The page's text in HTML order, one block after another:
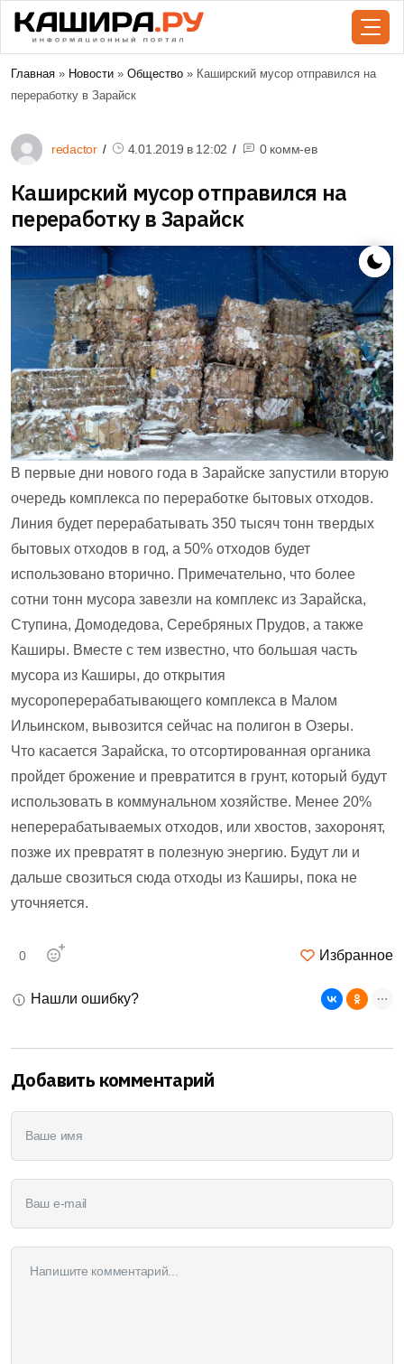
Главная » Новости » Общество » Каширский мусор отправился на
переработку в Зарайск
redactor 4.01.2019 в 12:02 0 комм-ев
Каширский мусор отправился на
переработку в Зарайск
В первые дни нового года в Зарайске запустили вторую
очередь комплекса по переработке бытовых отходов.
Линия будет перерабатывать 350 тысяч тонн твердых
бытовых отходов в год, а 50% отходов будет
использовано вторично. Примечательно, что более
сотни тонн мусора завезли на комплекс из Зарайска,
Ступина, Домодедова, Серебряных Прудов, а также
Каширы. Вместе с тем известно, что большая часть
мусора из Каширы, до открытия
мусороперерабатывающего комплекса в Малом
Ильинском, вывозится сейчас на полигон в Озеры.
Что касается Зарайска, то отсортированная органика
пройдет брожение и превратится в грунт, который будут
использовать в коммунальном хозяйстве. Менее 20%
неперерабатываемых отходов, или хвостов, захоронят,
позже их превратят в полезную энергию. Будут ли и
дальше свозиться сюда отходы из Каширы, пока не
уточняется.
0 Избранное
Нашли ошибку?
Добавить комментарий